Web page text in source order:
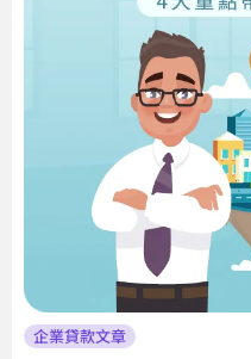
企業貸款文章